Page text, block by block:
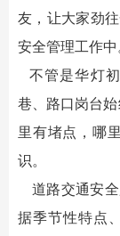
友，让大家劲
安全管理工作中
不管是华灯
巷、路口岗台
里有堵点，哪
识。
道路交通安全
据季节性特点